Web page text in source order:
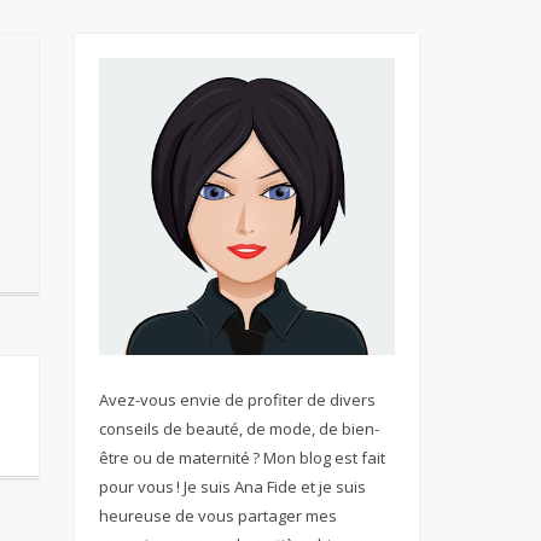
Avez-vous envie de profiter de divers
conseils de beauté, de mode, de bien-
être ou de maternité ? Mon blog est fait
pour vous ! Je suis Ana Fide et je suis
heureuse de vous partager mes